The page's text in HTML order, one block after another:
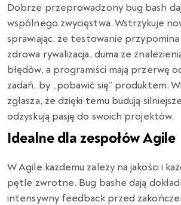
Dobrze przeprowadzony bug bash
wspólnego zwycięstwa. Wstrzykuje
sprawiając, że testowanie przypomina
zdrowa rywalizacja, duma ze
błędów, a programiści mają przerwę
zadań, by „pobawić się” produktem.
zgłasza, że dzięki temu budują
odzyskują pasję do swoich projektów.
Idealne dla zespołów Agile
W Agile każdemu zależy na jakości i
pętle zwrotne. Bug bashe dają
intensywny feedback przed